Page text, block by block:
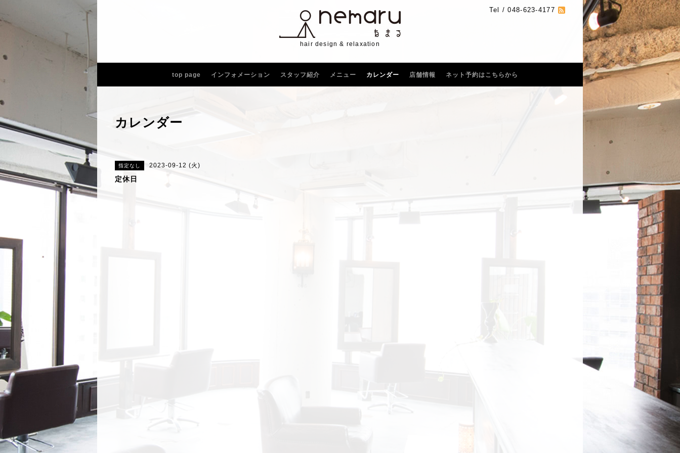
Tel / 048-623-4177
hair design & relaxation
top page インフォメーション スタッフ紹介 メニュー カレンダー 店舗情報 ネット予約はこちらから
カレンダー
指定なし 2023-09-12 (火)
定休日